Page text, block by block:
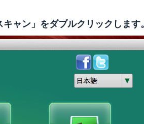
ャン」をダブルクリックします